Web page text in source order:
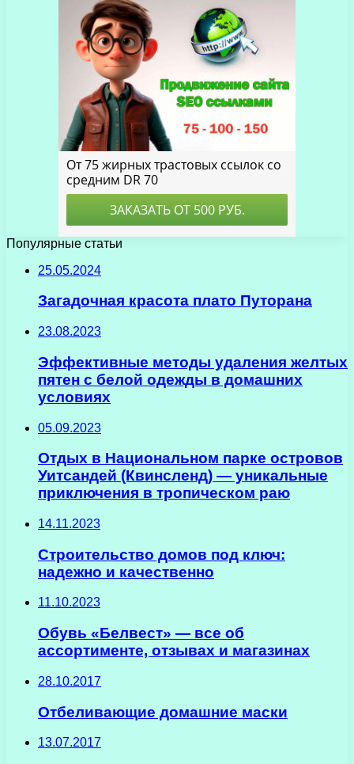
Популярные статьи
25.05.2024
Загадочная красота плато Путорана
23.08.2023
Эффективные методы удаления желтых
пятен с белой одежды в домашних
условиях
05.09.2023
Отдых в Национальном парке островов
Уитсандей (Квинсленд) — уникальные
приключения в тропическом раю
14.11.2023
Строительство домов под ключ:
надежно и качественно
11.10.2023
Обувь «Белвест» — все об
ассортименте, отзывах и магазинах
28.10.2017
Отбеливающие домашние маски
13.07.2017